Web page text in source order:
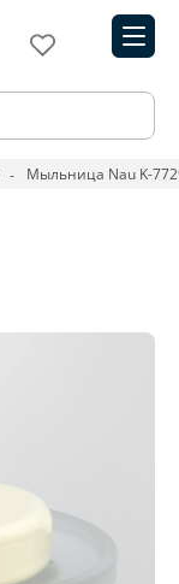
Мыльница Nau K-